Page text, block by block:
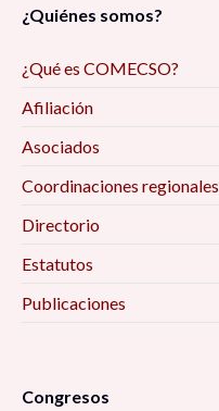
¿Quiénes somos?
¿Qué es COMECSO?
Afiliación
Asociados
Coordinaciones regionales
Directorio
Estatutos
Publicaciones
Congresos